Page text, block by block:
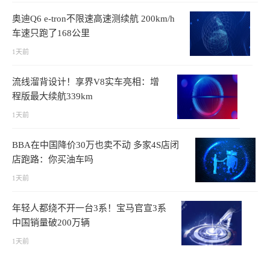
奥迪Q6 e-tron不限速高速测续航 200km/h
车速只跑了168公里
1天前
流线溜背设计！享界V8实车亮相：增
程版最大续航339km
1天前
BBA在中国降价30万也卖不动 多家4S店闭
店跑路：你买油车吗
1天前
年轻人都绕不开一台3系！宝马官宣3系
中国销量破200万辆
1天前